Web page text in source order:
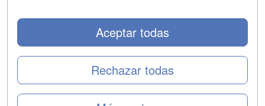
Copyright 2000-2026 Formazion Web, S.L. - Calle
Rechazar todas
Aceptar todas